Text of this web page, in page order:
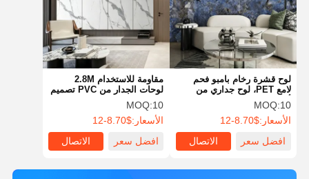
مقاومة للاستخدام 2.8M
لوحات الجدار من PVC تصميم
غرفة النوم اللون المخصص
MOQ:10
الأسعار:$8.70-12
افضل سعر
الاتصال
لوح قشرة رخام بامبو فحم
لامع PET، لوح جداري من
ألياف الرخام، لوح فحم بامبو،
لوح صلب بفحم بامبو
MOQ:10
الأسعار:$8.70-12
افضل سعر
الاتصال